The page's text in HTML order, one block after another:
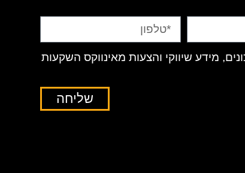
מידע שיווקי והצעות מאינווקס השקעות
שליחה